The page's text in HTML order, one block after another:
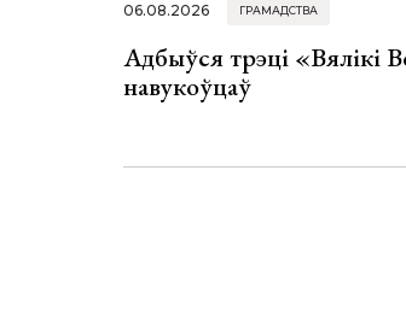
06.08.2026 ГРАМАДСТВА
Адбыўся трэці «Вялікі
навукоўцаў